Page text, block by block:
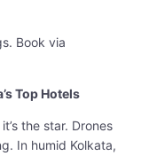
Book via
Top Hotels
the star. Drones
In humid Kolkata,